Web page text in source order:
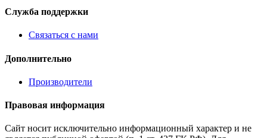
Служба поддержки
Связаться с нами
Дополнительно
Производители
Правовая информация
Сайт носит исключительно информационный характер и не